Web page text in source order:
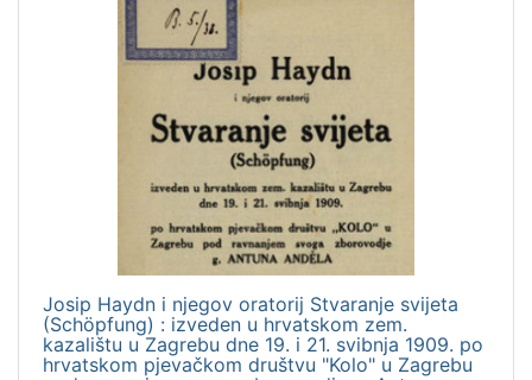
Josip Haydn i njegov oratorij Stvaranje svijeta
(Schöpfung) : izveden u hrvatskom zem.
kazalištu u Zagrebu dne 19. i 21. svibnja 1909. po
hrvatskom pjevačkom društvu "Kolo" u Zagrebu